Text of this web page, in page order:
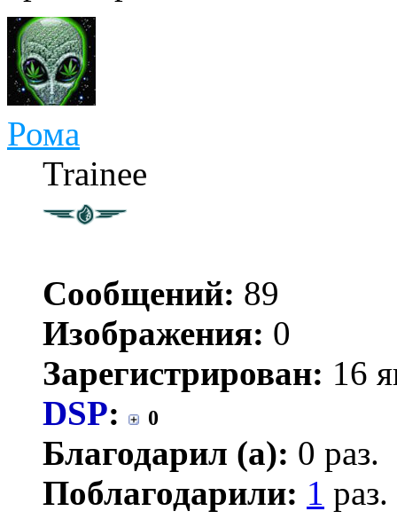
Рома
Trainee
Сообщений: 89
Изображения: 0
Зарегистрирован: 16
DSP: 0
Благодарил (а): 0 раз.
Поблагодарили: 1 раз.